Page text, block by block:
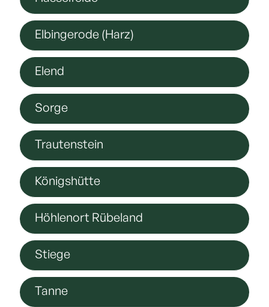
Elbingerode (Harz)
Elend
Sorge
Trautenstein
Königshütte
Höhlenort Rübeland
Stiege
Tanne